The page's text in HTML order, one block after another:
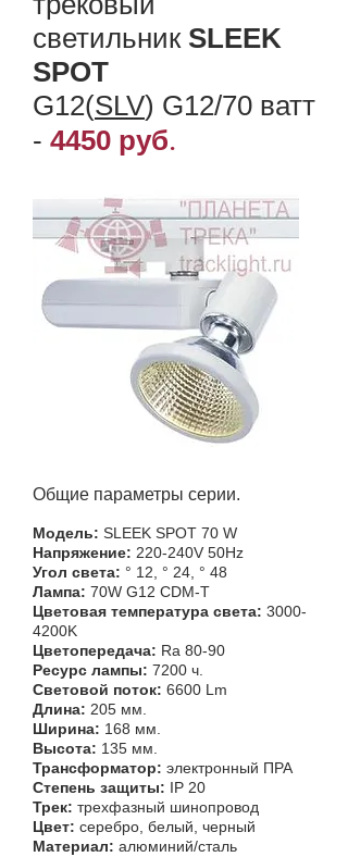
светильник SLEEK
SPOT
G12(SLV) G12/70 ватт
-​ 4450 руб.
​Общие параметры серии.
Модель: SLEEK SPOT 70 W
Напряжение: 220-240V 50Hz
Угол света: ° 12, ° 24, ° 48
Лампа: 70W G12 CDM-T
Цветовая температура света: 3000-
4200K
Цветопередача: Ra 80-90
Ресурс лампы: 7200 ч.
Световой поток: 6600 Lm
Длина: 205 мм.
Ширина: 168 мм.
Высота: 135 мм.
Трансформатор: электронный ПРА
Степень защиты: IP 20
Трек: трехфазный шинопровод
Цвет: серебро, белый, черный
Материал: алюминий/сталь